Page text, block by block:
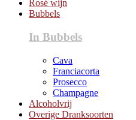
Rosé wijn
Bubbels
In Bubbels
Cava
Franciacorta
Prosecco
Champagne
Alcoholvrij
Overige Dranksoorten